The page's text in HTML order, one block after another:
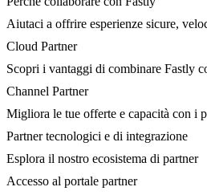
Aiutaci a offrire esperienze sicure,
Cloud Partner
Scopri i vantaggi di combinare Fastly
Channel Partner
Migliora le tue offerte e capacità con i
Partner tecnologici e di integrazione
Esplora il nostro ecosistema di partner
Accesso al portale partner